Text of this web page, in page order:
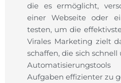
die es ermöglicht,
einer Webseite oder
testen, um die
Virales Marketing zielt
schaffen, die sich
Aufgaben effizienter zu